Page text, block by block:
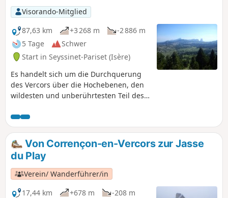
Visorando-Mitglied
87,63 km
+3 268 m
-2 886 m
5 Tage
Schwer
Start in Seyssinet-Pariset (Isère)
Es handelt sich um die Durchquerung
des Vercors über die Hochebenen, den
wildesten und unberührtesten Teil des
den Vercors: ca. 88 km Wanderung
inmitten grandioser Landschaften.
Übernachtungen im Zelt oder in den
verschiedenen Schutzhütten entlang
desGR® stehen auf dem Programm.
Von Corrençon-en-Vercors zur Jasse
du Play
Verein/ Wanderführer/in
17,44 km
+678 m
-208 m